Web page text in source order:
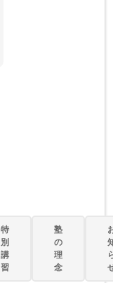
特
別
講
習
塾
の
理
念